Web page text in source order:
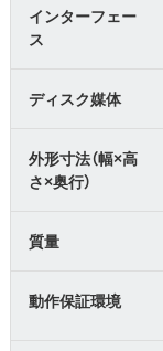
インターフェー
ス
ディスク媒体
外形寸法（幅×高
さ×奥行）
質量
動作保証環境